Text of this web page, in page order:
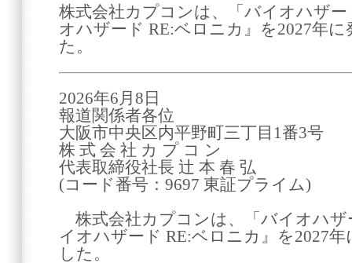
株式会社カプコンは、「バイオハザ
オハザード RE:ベロニカ』を2027年
た。
2026年6月8日
報道関係者各位
大阪市中央区内平野町三丁目1番3号
株 式 会 社 カ プ コ ン
代表取締役社長 辻 本 春 弘
(コード番号：9697 東証プライム)
株式会社カプコンは、「バイオハザ
イオハザード RE:ベロニカ』を2027
した。